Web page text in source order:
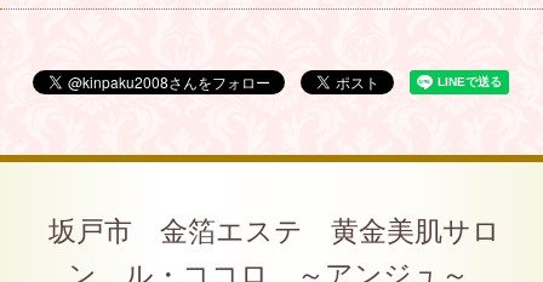
坂戸市 金箔エステ 黄金美肌サロ